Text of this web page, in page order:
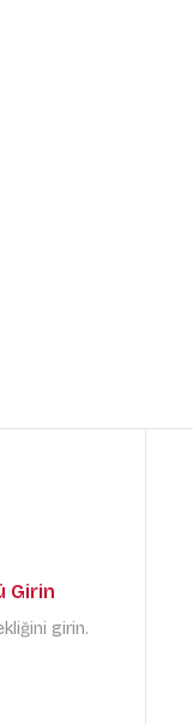
Girin
girin.